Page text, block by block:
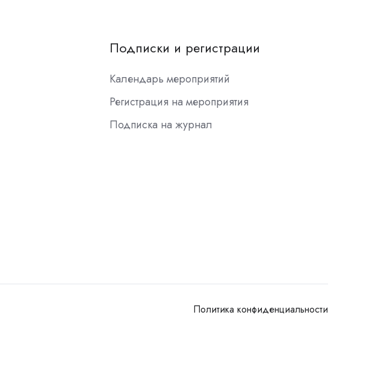
Подписки и регистрации
Календарь мероприятий
Регистрация на мероприятия
Подписка на журнал
Политика конфиденциальности